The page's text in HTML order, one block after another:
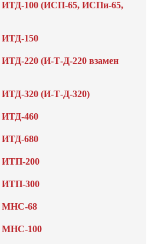
ИТД-100 (ИСП-65, ИСПи-65,
ИТД-150
ИТД-220 (И-Т-Д-220 взамен
ИТД-320 (И-Т-Д-320)
ИТД-460
ИТД-680
ИТП-200
ИТП-300
МНС-68
МНС-100